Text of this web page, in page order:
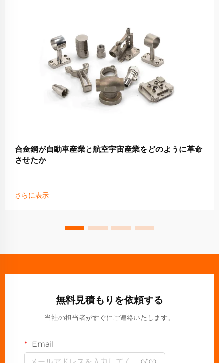
合金鋼が自動車産業と航空宇宙産業をどのように革命
させたか
さらに表示
無料見積もりを依頼する
当社の担当者がすぐにご連絡いたします。
Email
0/100